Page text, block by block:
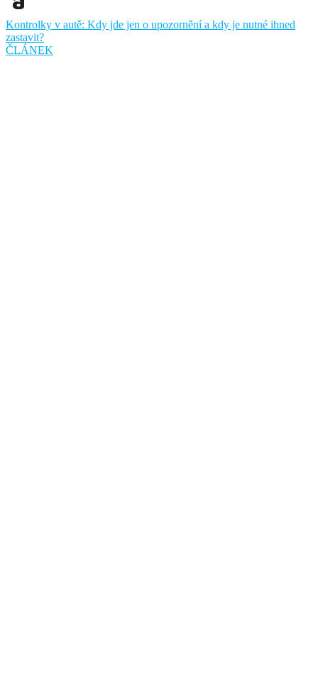
Kontrolky v autě: Kdy jde jen o upozornění a kdy je nutné ihned
zastavit?
ČLÁNEK